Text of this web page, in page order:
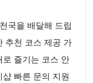
국을 배달해 드립
추천 코스 제공 가
즐기는 코스 안
빠른 문의 지원